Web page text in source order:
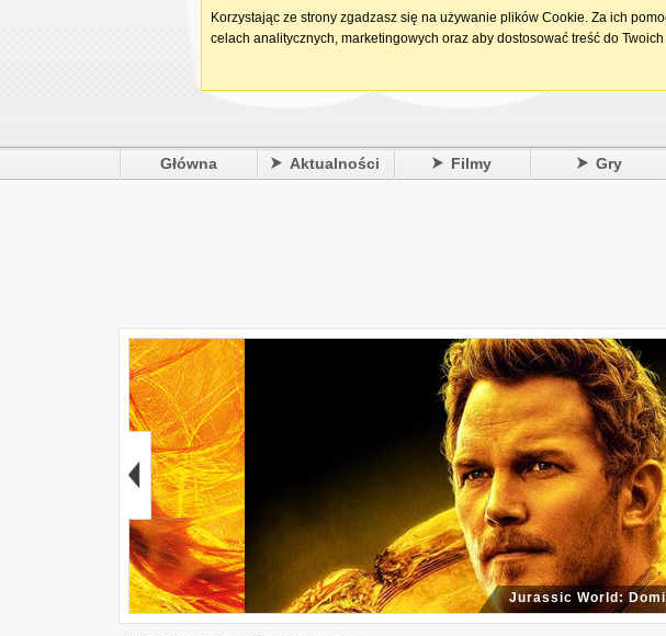
Główna Aktualności Filmy Gry
Jurassic World: Dominion
Korzystając ze strony zgadzasz się na używanie plików Cookie. Za ich
celach analitycznych, marketingowych oraz aby dostosować treść do